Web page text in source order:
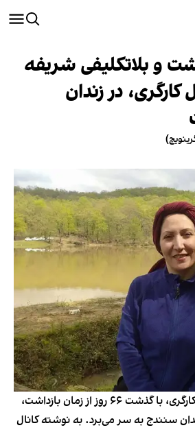
و بلاتکلیفی شریفه
در زندان
شریفه محمدی، فعال کارگری، با گذشت ۶۶ روز از زمان بازداشت،
سنندج به سر می‌برد. به نوشته کانال